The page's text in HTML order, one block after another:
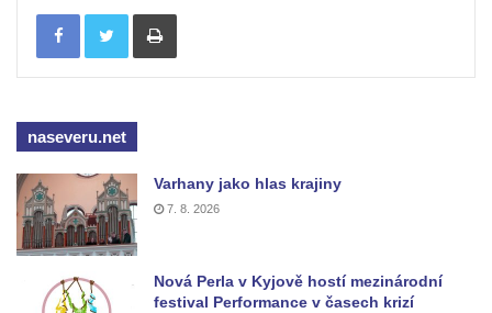
Tisknout
naseveru.net
Varhany jako hlas krajiny
7. 8. 2026
Nová Perla v Kyjově hostí mezinárodní
festival Performance v časech krizí